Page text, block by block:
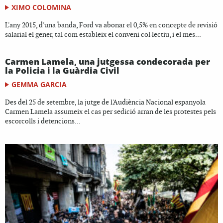
XIMO COLOMINA
L'any 2015, d'una banda, Ford va abonar el 0,5% en concepte de revisió
salarial el gener, tal com estableix el conveni col·lectiu, i el mes...
Carmen Lamela, una jutgessa condecorada per
la Policia i la Guàrdia Civil
GEMMA GARCIA
Des del 25 de setembre, la jutge de l'Audiència Nacional espanyola
Carmen Lamela assumeix el cas per sedició arran de les protestes pels
escorcolls i detencions...